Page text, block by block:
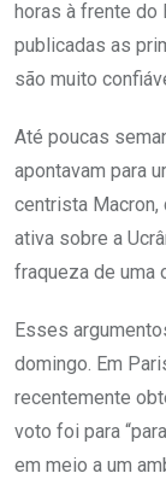
horas à frente do
publicadas as
são muito
Até poucas
apontavam para
centrista
ativa sobre a
fraqueza de uma
Esses
domingo. Em
recentemente
voto foi para
em meio a um